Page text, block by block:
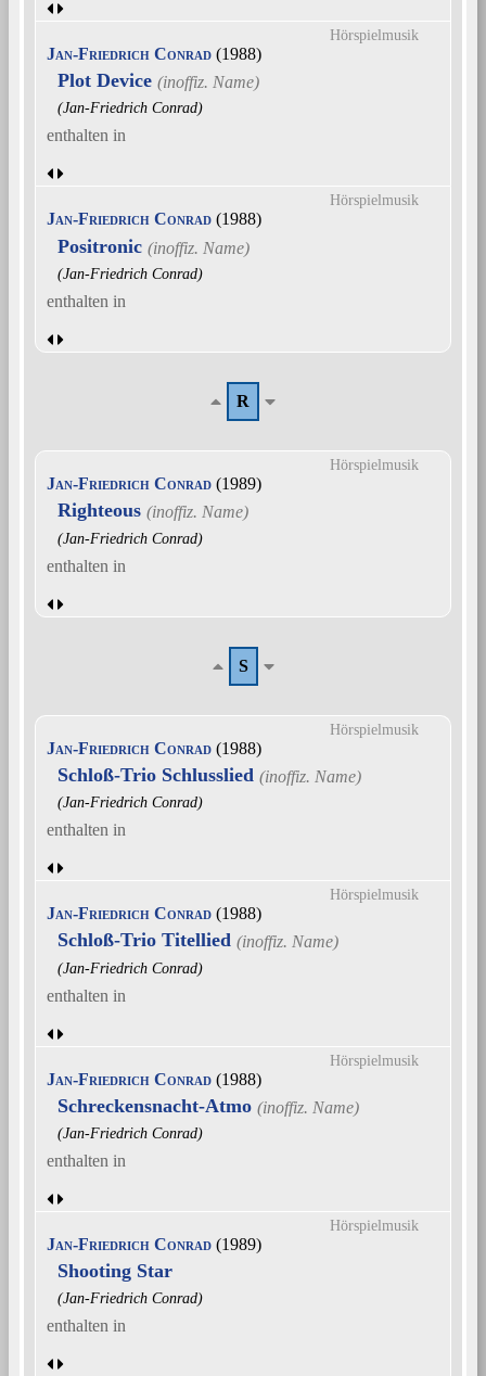
Hörspielmusik
Jan-Friedrich Conrad (1988)
Plot Device
(Jan-Friedrich Conrad)
enthalten in
Hörspielmusik
Jan-Friedrich Conrad (1988)
Positronic
(Jan-Friedrich Conrad)
enthalten in
R
Hörspielmusik
Jan-Friedrich Conrad (1989)
Righteous
(Jan-Friedrich Conrad)
enthalten in
S
Hörspielmusik
Jan-Friedrich Conrad (1988)
Schloß-Trio Schlusslied
(Jan-Friedrich Conrad)
enthalten in
Hörspielmusik
Jan-Friedrich Conrad (1988)
Schloß-Trio Titellied
(Jan-Friedrich Conrad)
enthalten in
Hörspielmusik
Jan-Friedrich Conrad (1988)
Schreckensnacht-Atmo
(Jan-Friedrich Conrad)
enthalten in
Hörspielmusik
Jan-Friedrich Conrad (1989)
Shooting Star
(Jan-Friedrich Conrad)
enthalten in